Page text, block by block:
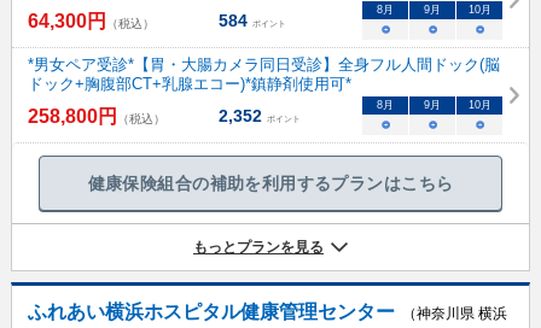
64,300円 （税込） 584 ポイント
8月 9月 10月
○ ○ ○
*男女ペア受診*【胃・大腸カメラ同日受診】全身フル人間ドック(脳
ドック+胸腹部CT+乳腺エコー)*鎮静剤使用可*
258,800円 （税込） 2,352 ポイント
8月 9月 10月
○ ○ ○
健康保険組合の補助を利用するプランはこちら
もっとプランを見る
ふれあい横浜ホスピタル健康管理センター
（神奈川県 横浜